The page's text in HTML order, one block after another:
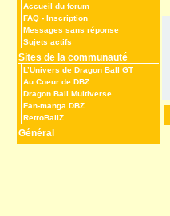
Accueil du forum
FAQ - Inscription
Messages sans réponse
Sujets actifs
Sites de la communauté
L’Univers de Dragon Ball GT
Au Coeur de DBZ
Dragon Ball Multiverse
Fan-manga DBZ
RetroBallZ
Général